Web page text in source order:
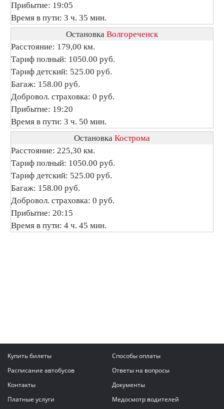
Прибытие: 19:05
Время в пути: 3 ч. 35 мин.
Остановка Волгореченск
Расстояние: 179,00 км.
Тариф полный: 1050.00 руб.
Тариф детский: 525.00 руб.
Багаж: 158.00 руб.
Добровол. страховка: 0 руб.
Прибытие: 19:20
Время в пути: 3 ч. 50 мин.
Остановка Кострома
Расстояние: 225,30 км.
Тариф полный: 1050.00 руб.
Тариф детский: 525.00 руб.
Багаж: 158.00 руб.
Добровол. страховка: 0 руб.
Прибытие: 20:15
Время в пути: 4 ч. 45 мин.
Купить билеты
Способы оплаты
Расписание автобусов
Ответы на вопросы
Контакты
Документы
Платные услуги
Медосмотр водителей